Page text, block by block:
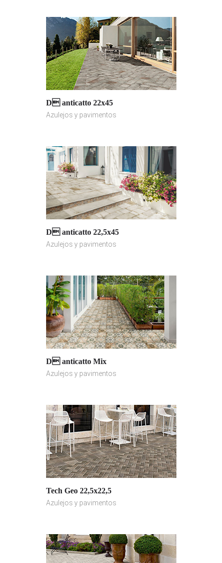
D anticatto 22x45
Azulejos y pavimentos
D anticatto 22,5x45
Azulejos y pavimentos
D anticatto Mix
Azulejos y pavimentos
Tech Geo 22,5x22,5
Azulejos y pavimentos